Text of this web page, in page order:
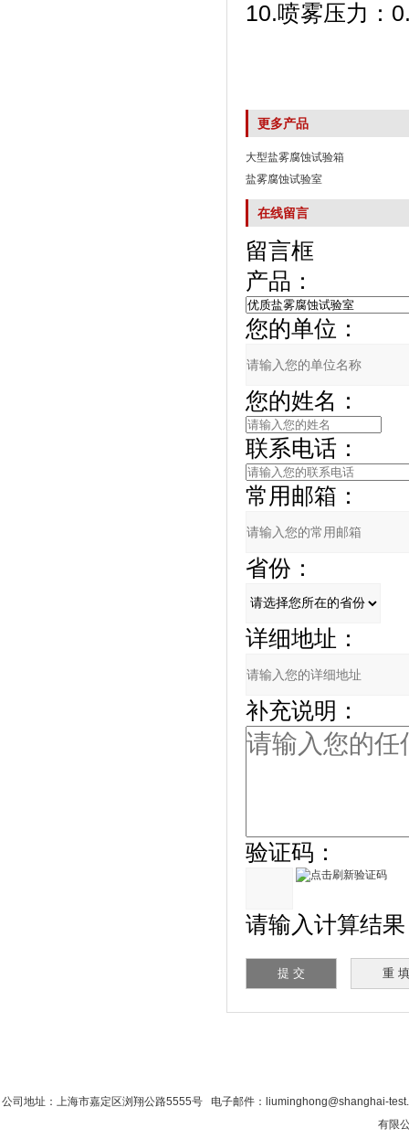
10.喷雾压力
更多产品
大型盐雾腐蚀试验箱
盐雾腐蚀试验室
在线留言
留言框
产品：
您的单位：
您的姓名：
联系电话：
常用邮箱：
省份：
详细地址：
补充说明：
验证码：
请输入计算结果
公司地址：上海市嘉定区浏翔公路5555号 电子邮件：liuminghong@shanghai-
有限